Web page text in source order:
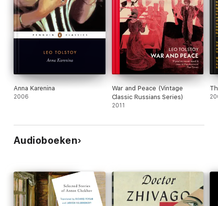
Anna Karenina
2006
War and Peace (Vintage
Classic Russians Series)
2011
Audioboeken